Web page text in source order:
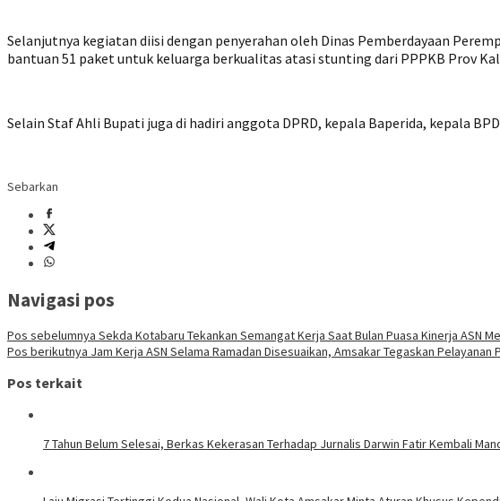
Selanjutnya kegiatan diisi dengan penyerahan oleh Dinas Pemberdayaan
bantuan 51 paket untuk keluarga berkualitas atasi stunting dari PPPKB Prov
‎Selain Staf Ahli Bupati juga di hadiri anggota DPRD, kepala Baperida, kepala
Sebarkan
Navigasi pos
Pos sebelumnya Sekda Kotabaru Tekankan Semangat Kerja Saat Bulan Puasa Kinerja ASN
Pos berikutnya Jam Kerja ASN Selama Ramadan Disesuaikan, Amsakar Tegaskan Pelayanan
Pos terkait
7 Tahun Belum Selesai, Berkas Kekerasan Terhadap Jurnalis Darwin Fatir Kembali